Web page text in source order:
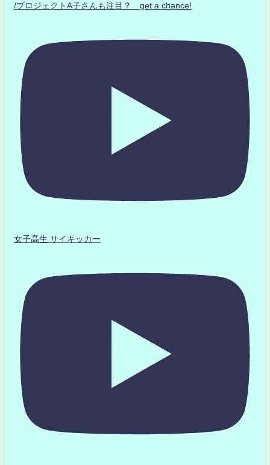
/プロジェクトA子さんも注目？ get a chance!
女子高生 サイキッカー